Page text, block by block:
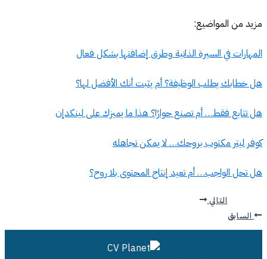
مزيد من المواضيع:
المهارات في السيرة الذاتية وطرق إضافتها بشكل فعال
هل خطابك يطلب الوظيفة؟ أم يثبت أنك الأفضل لها؟
هل تتابع فقط… أم تصنع حوارًا؟ هذا ما يميزك على لينكدإن
كوفر ليتر مكتوب بروحك… لا يمكن تجاهله
هل تحل الواجب… أم تعيد إنتاج المحتوى بلا روح؟
السابق
التالي